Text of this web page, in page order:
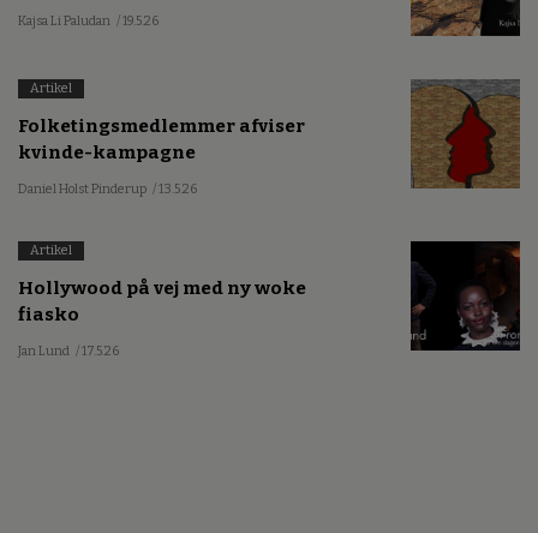
Kajsa Li Paludan / 19.5.26
Artikel
Folketingsmedlemmer afviser
kvinde-kampagne
Daniel Holst Pinderup / 13.5.26
Artikel
Hollywood på vej med ny woke
fiasko
Jan Lund / 17.5.26